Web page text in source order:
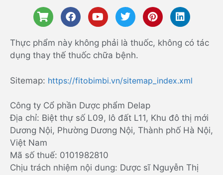
Thực phẩm này không phải là thuốc, không có tác
dụng thay thế thuốc chữa bệnh.
Sitemap: https://fitobimbi.vn/sitemap_index.xml
Công ty Cổ phần Dược phẩm Delap
Địa chỉ: Biệt thự số L09, lô đất L11, Khu đô thị mới
Dương Nội, Phường Dương Nội, Thành phố Hà Nội,
Việt Nam
Mã số thuế: 0101982810
Chịu trách nhiệm nội dung: Dược sĩ Nguyễn Thị